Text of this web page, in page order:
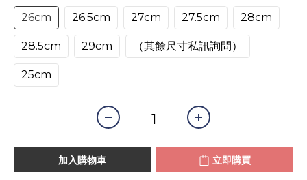
26cm 26.5cm 27cm 27.5cm 28cm
28.5cm 29cm （其餘尺寸私訊詢問）
25cm
加入購物車 立即購買